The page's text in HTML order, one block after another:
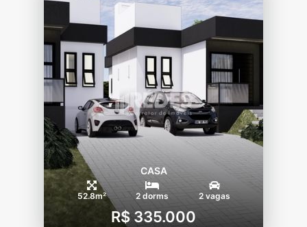
CASA
52.8m² 2 dorms 2 vagas
R$ 335.000